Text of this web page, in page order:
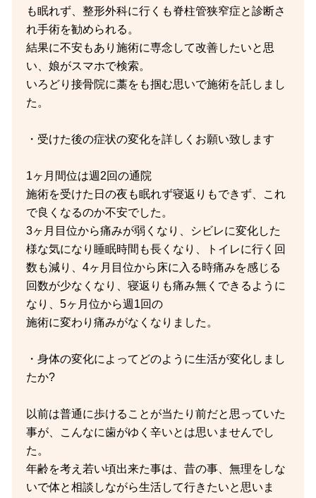
も眠れず、整形外科に行くも脊柱管狭窄症と診断さ
れ手術を勧められる。
結果に不安もあり施術に専念して改善したいと思
い、娘がスマホで検索。
いろどり接骨院に藁をも掴む思いで施術を託しまし
た。
・受けた後の症状の変化を詳しくお願い致します
1ヶ月間位は週2回の通院
施術を受けた日の夜も眠れず寝返りもできず、これ
で良くなるのか不安でした。
3ヶ月目位から痛みが弱くなり、シビレに変化した
様な気になり睡眠時間も長くなり、トイレに行く回
数も減り、4ヶ月目位から床に入る時痛みを感じる
回数が少なくなり、寝返りも痛み無くできるように
なり、5ヶ月位から週1回の
施術に変わり痛みがなくなりました。
・身体の変化によってどのように生活が変化しまし
たか?
以前は普通に歩けることが当たり前だと思っていた
事が、こんなに歯がゆく辛いとは思いませんでし
た。
年齢を考え若い頃出来た事は、昔の事、無理をしな
いで体と相談しながら生活して行きたいと思いま